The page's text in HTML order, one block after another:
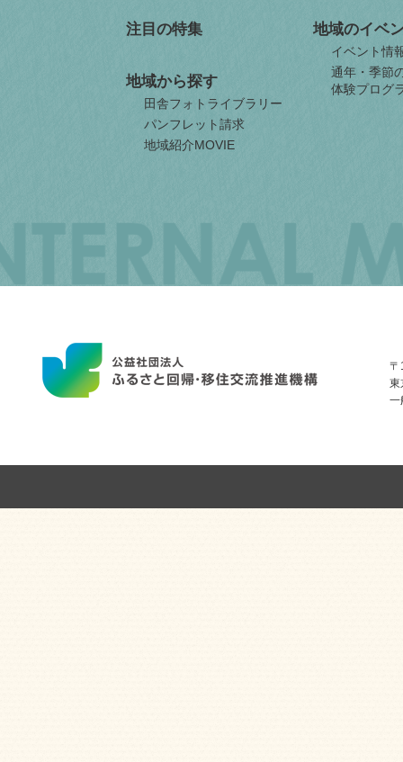
注目の特集
地域から探す
田舎フォトライブラリー
パンフレット請求
地域紹介MOVIE
地域のイベ
イベント情
通年・季節
体験プログ
ORGANIZATION
INTERNAL
〒
東
一